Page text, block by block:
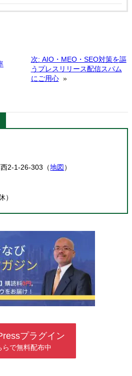
次: AIO・MEO・SEO対策を謳
うプレスリリース配信スパム
にご用心 »
2-1-26-303（地図 ）
）
プラグイン
らで無料配布中